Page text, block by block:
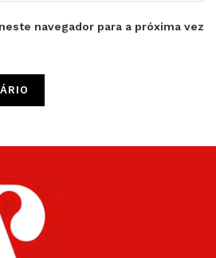
navegador para a próxima vez